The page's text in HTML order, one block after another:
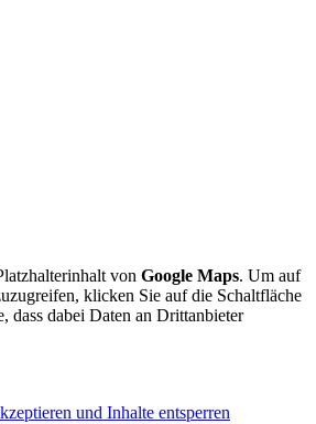
von Google Maps. Um auf
klicken Sie auf die Schaltfläche
dass dabei Daten an Drittanbieter
und Inhalte entsperren